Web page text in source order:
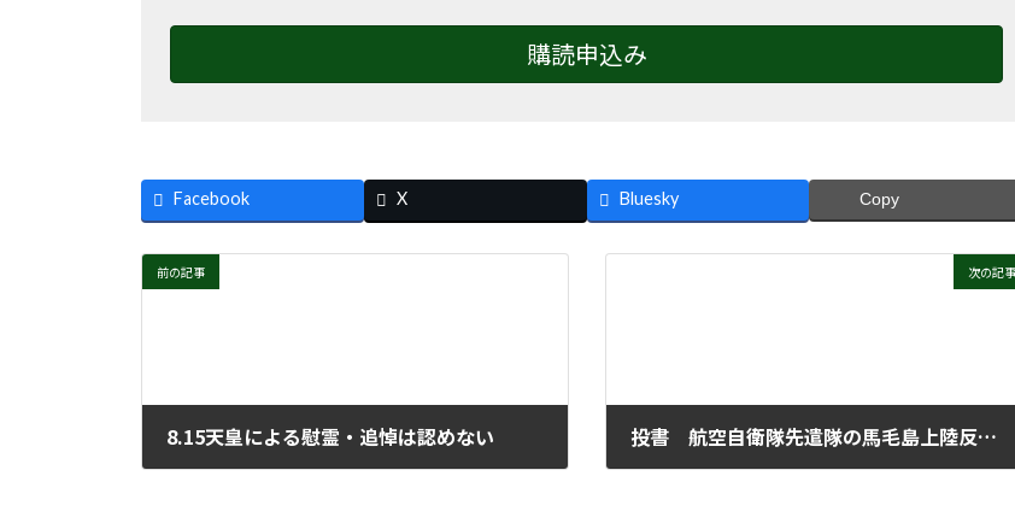
購読申込み
Facebook X Bluesky Copy
前の記事
8.15天皇による慰霊・追悼は認めない
次の記事
投書 航空自衛隊先遣隊の馬毛島上陸反対闘争報告